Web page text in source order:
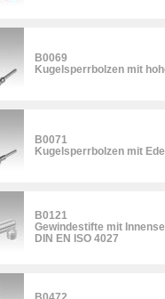
B0069
Kugelsperrbolzen mit
B0071
Kugelsperrbolzen mit
B0121
Gewindestifte mit
DIN EN ISO 4027